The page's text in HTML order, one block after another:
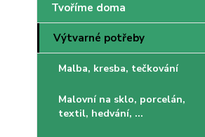
Tvoříme doma
Výtvarné potřeby
Malba, kresba, tečkování
Malovní na sklo, porcelán,
textil, hedvání, ...